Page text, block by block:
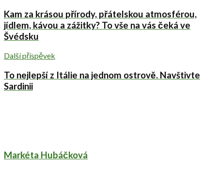
Kam za krásou přírody, přátelskou atmosférou,
jídlem, kávou a zážitky? To vše na vás čeká ve
Švédsku
Další příspěvek
To nejlepší z Itálie na jednom ostrově. Navštivte
Sardinii
Markéta Hubáčková